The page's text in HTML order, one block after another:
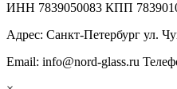
ИНН 7839050083 КПП
Адрес: Санкт-Петербург ул.
Email: info@nord-glass.ru